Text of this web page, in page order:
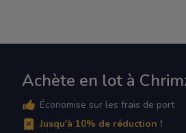
Achète en lot à
Économise sur les frais de port
Jusqu'à 10% de réduction !